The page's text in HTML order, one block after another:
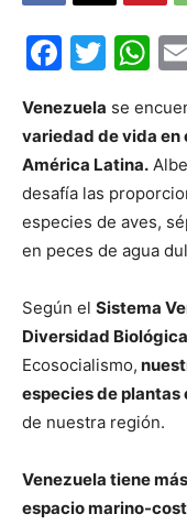
Venezuela se
variedad de vida en
América Latina.
desafía las
especies de aves,
en peces de agua
Según el Sistema
Diversidad Biológica
Ecosocialismo,
especies de plantas
de nuestra región.
Venezuela tiene
espacio marino-